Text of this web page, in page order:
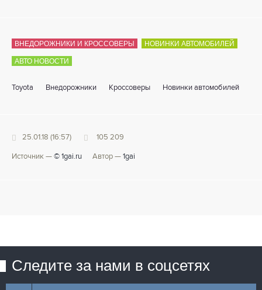
ВНЕДОРОЖНИКИ И КРОССОВЕРЫ НОВИНКИ АВТОМОБИЛЕЙ
АВТО НОВОСТИ
Toyota Внедорожники Кроссоверы Новинки автомобилей
25.01.18 (16:57) 105 209
Источник — © 1gai.ru Автор — 1gai
Следите за нами в соцсетях